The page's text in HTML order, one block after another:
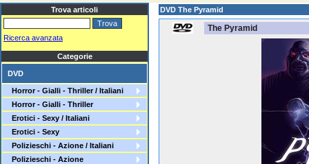
Trova articoli
Ricerca avanzata
Categorie
DVD
Horror - Gialli - Thriller / Italiani
Horror - Gialli - Thriller
Erotici - Sexy / Italiani
Erotici - Sexy
Polizieschi - Azione / Italiani
Polizieschi - Azione
DVD The Pyramid
The Pyramid